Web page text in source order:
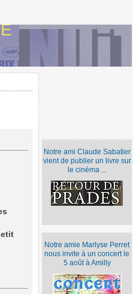
Notre ami Claude Sabatier
vient de publier un livre sur
le cinéma ...
Notre amie Marlyse Perret
nous invite à un concert le
5 août à Amilly